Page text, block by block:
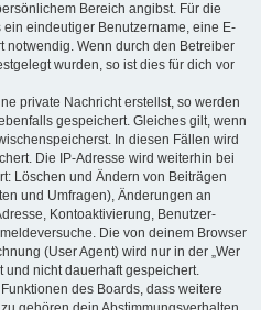
Bereich angibst. Für die
eindeutiger Benutzername, eine E-
notwendig. Wenn durch den Betreiber
wurden, so ist dies für dich vor
private Nachricht erstellst, so werden
gespeichert. Gleiches gilt, wenn
In diesen Fällen wird
Die IP-Adresse wird weiterhin bei
Löschen und Ändern von Beiträgen
und Umfragen), Änderungen an
Kontoaktivierung, Benutzer-
Die von deinem Browser
(User Agent) wird nur in der „Wer
und nicht dauerhaft gespeichert.
des Boards, dass weitere